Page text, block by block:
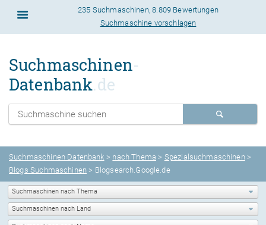
235 Suchmaschinen,8.809 Bewertungen
Suchmaschine vorschlagen
Suchmaschinen-
Datenbank.de
Suchmaschinen Datenbank > nach Thema > Spezialsuchmaschinen >
Blogs Suchmaschinen > Blogsearch.Google.de